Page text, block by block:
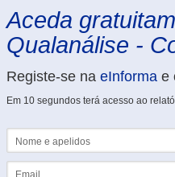
Aceda
Qualanálise -
Registe-se na eInforma e
Em 10 segundos terá acesso ao